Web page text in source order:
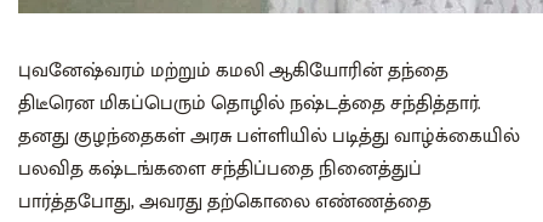
புவனேஷ்வரம் மற்றும் கமலி ஆகியோரின் தந்தை
திடீரென மிகப்பெரும் தொழில் நஷ்டத்தை சந்தித்தார்.
தனது குழந்தைகள் அரசு பள்ளியில் படித்து வாழ்க்கையில்
பலவித கஷ்டங்களை சந்திப்பதை நினைத்துப்
பார்த்தபோது, அவரது தற்கொலை எண்ணத்தை